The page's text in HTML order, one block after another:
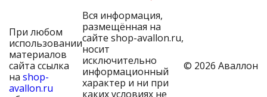
При любом
использовании
материалов
сайта ссылка
на shop-
avallon.ru
Вся информация,
размещённая на
сайте shop-avallon.ru,
носит
исключительно
информационный
характер и ни при
каких условиях не
© 2026 Аваллон